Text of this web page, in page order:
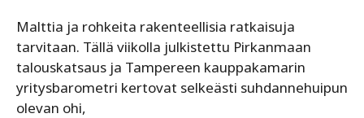
Malttia ja rohkeita rakenteellisia ratkaisuja
tarvitaan. Tällä viikolla julkistettu Pirkanmaan
talouskatsaus ja Tampereen kauppakamarin
yritysbarometri kertovat selkeästi suhdannehuipun
olevan ohi,